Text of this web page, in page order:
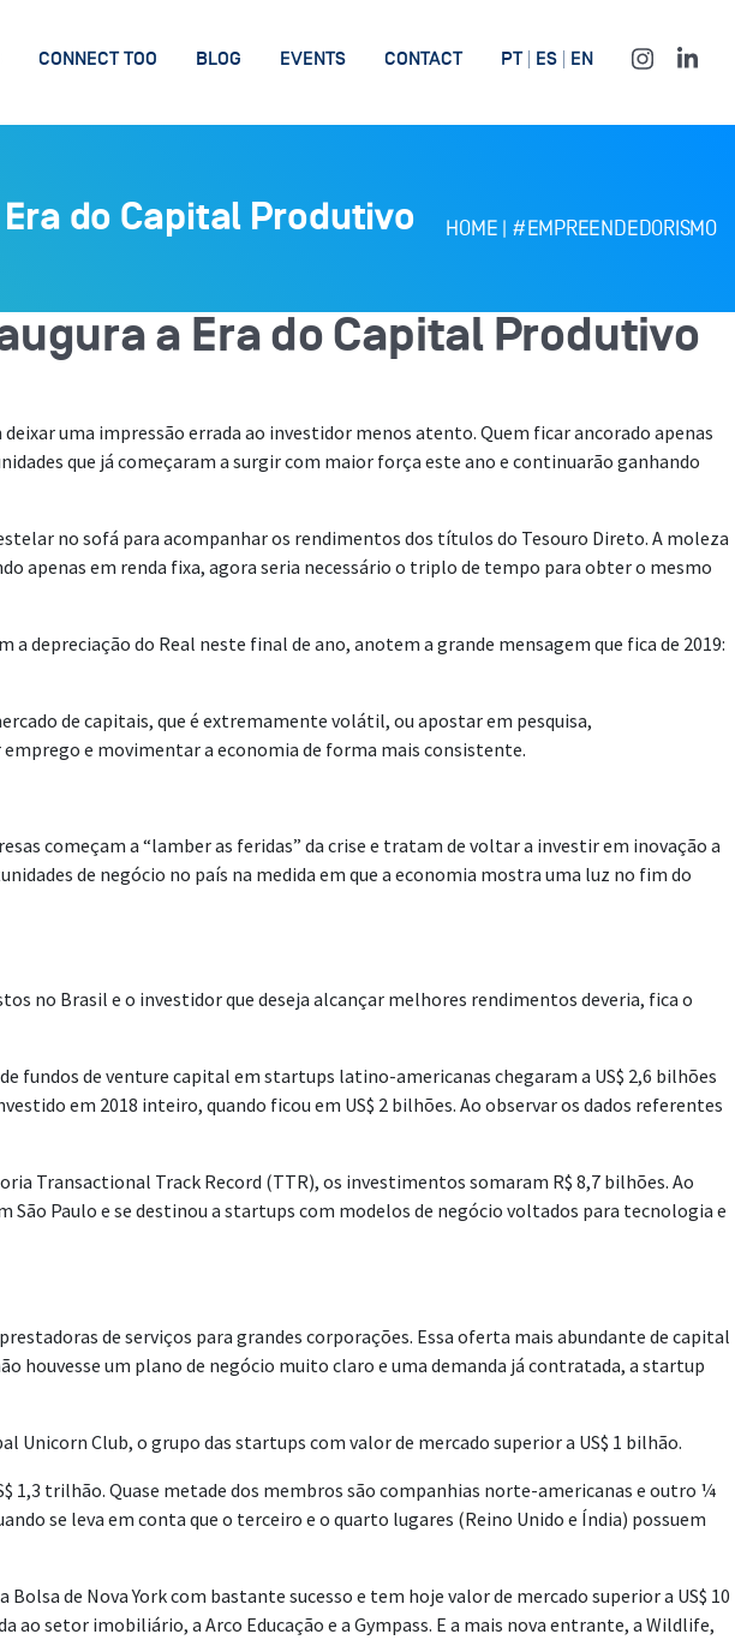
CONNECT TOO BLOG EVENTS CONTACT PT ES EN
do Capital Produtivo HOME | #EMPREENDEDORISMO
a Era do Capital Produtivo
uma impressão errada ao investidor menos atento. Quem ficar ancorado apenas
que já começaram a surgir com maior força este ano e continuarão ganhando
no sofá para acompanhar os rendimentos dos títulos do Tesouro Direto. A moleza
apenas em renda fixa, agora seria necessário o triplo de tempo para obter o mesmo
depreciação do Real neste final de ano, anotem a grande mensagem que fica de 2019:
de capitais, que é extremamente volátil, ou apostar em pesquisa,
e movimentar a economia de forma mais consistente.
começam a “lamber as feridas” da crise e tratam de voltar a investir em inovação a
de negócio no país na medida em que a economia mostra uma luz no fim do
no Brasil e o investidor que deseja alcançar melhores rendimentos deveria, fica o
fundos de venture capital em startups latino-americanas chegaram a US$ 2,6 bilhões
em 2018 inteiro, quando ficou em US$ 2 bilhões. Ao observar os dados referentes
Transactional Track Record (TTR), os investimentos somaram R$ 8,7 bilhões. Ao
São Paulo e se destinou a startups com modelos de negócio voltados para tecnologia e
de serviços para grandes corporações. Essa oferta mais abundante de capital
houvesse um plano de negócio muito claro e uma demanda já contratada, a startup
Unicorn Club, o grupo das startups com valor de mercado superior a US$ 1 bilhão.
1,3 trilhão. Quase metade dos membros são companhias norte-americanas e outro ¼
se leva em conta que o terceiro e o quarto lugares (Reino Unido e Índia) possuem
de Nova York com bastante sucesso e tem hoje valor de mercado superior a US$ 10
setor imobiliário, a Arco Educação e a Gympass. E a mais nova entrante, a Wildlife,